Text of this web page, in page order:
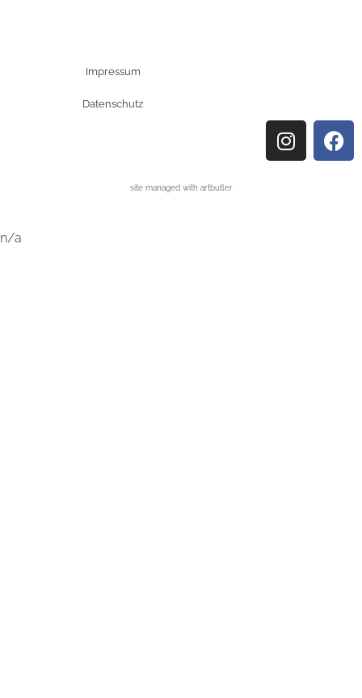
Impressum
Datenschutz
site managed with artbutler
n/a